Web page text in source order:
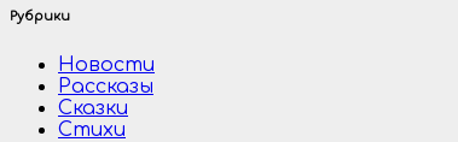
Рубрики
Новости
Рассказы
Сказки
Стихи